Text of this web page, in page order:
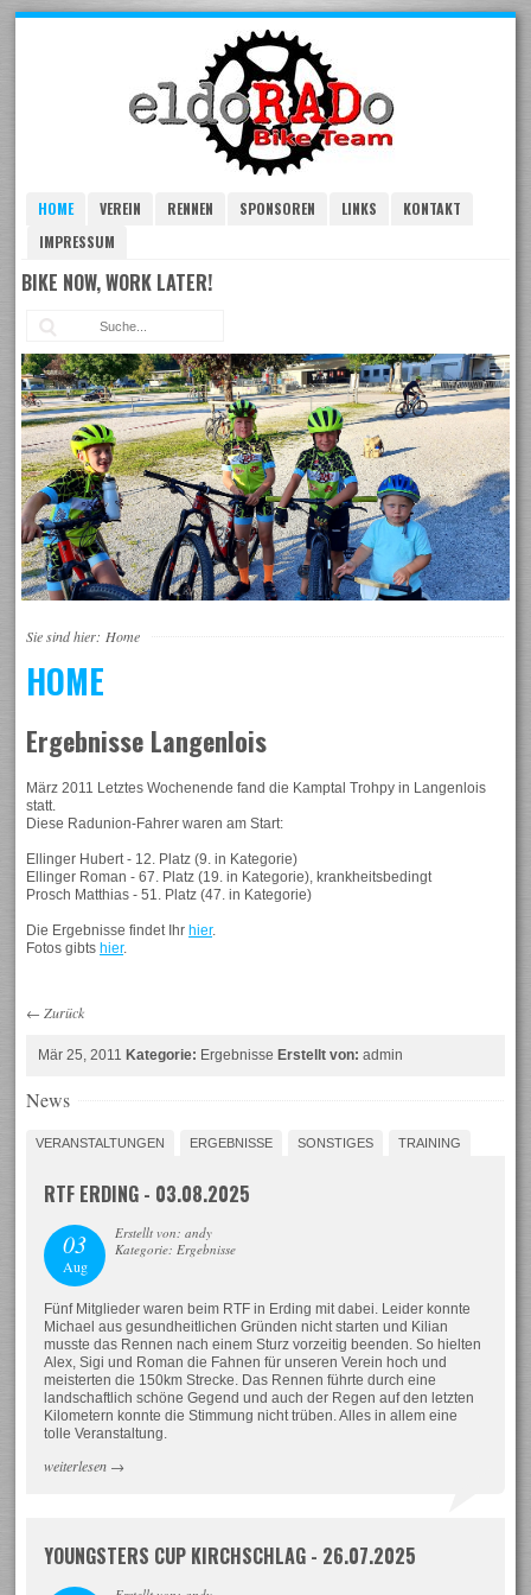
HOME VEREIN RENNEN SPONSOREN LINKS
KONTAKT
IMPRESSUM
BIKE NOW, WORK LATER!
Sie sind hier: Home
HOME
Ergebnisse Langenlois
März 2011 Letztes Wochenende fand die Kamptal Trohpy in Langenlois
statt.
Diese Radunion-Fahrer waren am Start:
Ellinger Hubert - 12. Platz (9. in Kategorie)
Ellinger Roman - 67. Platz (19. in Kategorie), krankheitsbedingt
Prosch Matthias - 51. Platz (47. in Kategorie)
Die Ergebnisse findet Ihrhier.
Fotos gibtshier.
← Zurück
Mär 25, 2011Kategorie: ErgebnisseErstellt von: admin
News
VERANSTALTUNGEN ERGEBNISSE SONSTIGES TRAINING
RTF ERDING - 03.08.2025
03
Aug
Erstellt von: andy
Kategorie: Ergebnisse
Fünf Mitglieder waren beim RTF in Erding mit dabei. Leider konnte
Michael aus gesundheitlichen Gründen nicht starten und Kilian
musste das Rennen nach einem Sturz vorzeitig beenden. So hielten
Alex, Sigi und Roman die Fahnen für unseren Verein hoch und
meisterten die 150km Strecke. Das Rennen führte durch eine
landschaftlich schöne Gegend und auch der Regen auf den letzten
Kilometern konnte die Stimmung nicht trüben. Alles in allem eine
tolle Veranstaltung.
weiterlesen →
YOUNGSTERS CUP KIRCHSCHLAG - 26.07.2025